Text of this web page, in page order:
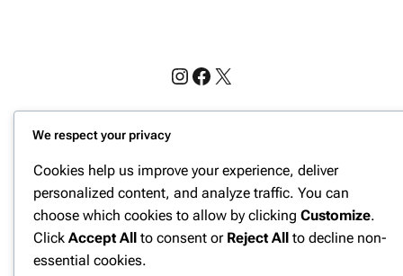
Instagram
Facebook
X
We respect your privacy
Cookies help us improve your experience, deliver
personalized content, and analyze traffic. You can
choose which cookies to allow by clicking Customize.
Click Accept All to consent or Reject All to decline non-
essential cookies.